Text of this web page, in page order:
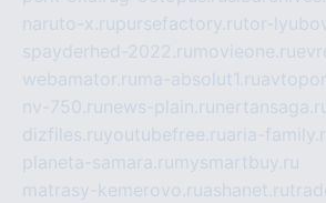
naruto-x.rupursefactory.rutor-
spayderhed-2022.ru movieone.ru
webamator.ru ma-absolut1.ru
nv-750.ru news-plain.ru
dizfiles.ruyoutubefree.ruaria-
planeta-samara.ru mysmartbuy.ru
matrasy-kemerovo.ruashanet.ru